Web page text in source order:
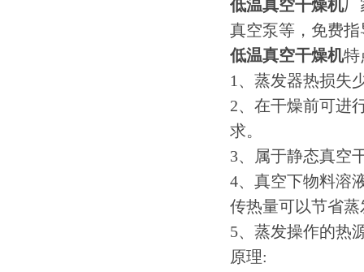
低温真空干燥机厂
真空泵等，免费
低温真空干燥机特
1 、蒸发器热损失
2、在干燥前可进
求。
3、属于静态真空
4、真空下物料溶
传热量可以节省
5、蒸发操作的热
原理: